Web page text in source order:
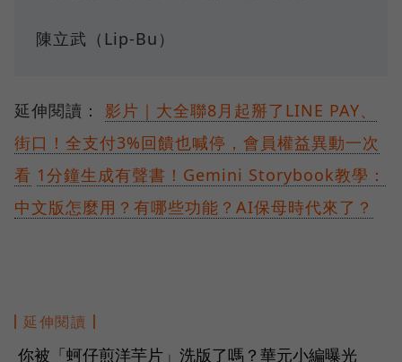
陳立武（Lip-Bu）
延伸閱讀： 影片｜大全聯8月起掰了LINE PAY、
街口！全支付3%回饋也喊停，會員權益異動一次
看 1分鐘生成有聲書！Gemini Storybook教學：
中文版怎麼用？有哪些功能？AI保母時代來了？
延伸閱讀
你被「蚵仔煎洋芋片」洗版了嗎？華元小編曝光